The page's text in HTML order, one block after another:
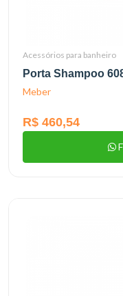
Acessórios para banheiro
Porta Shampoo
Meber
R$ 460,54